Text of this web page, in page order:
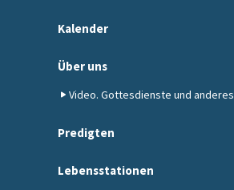
Kalender
Über uns
Video. Gottesdienste und anderes
Predigten
Lebensstationen